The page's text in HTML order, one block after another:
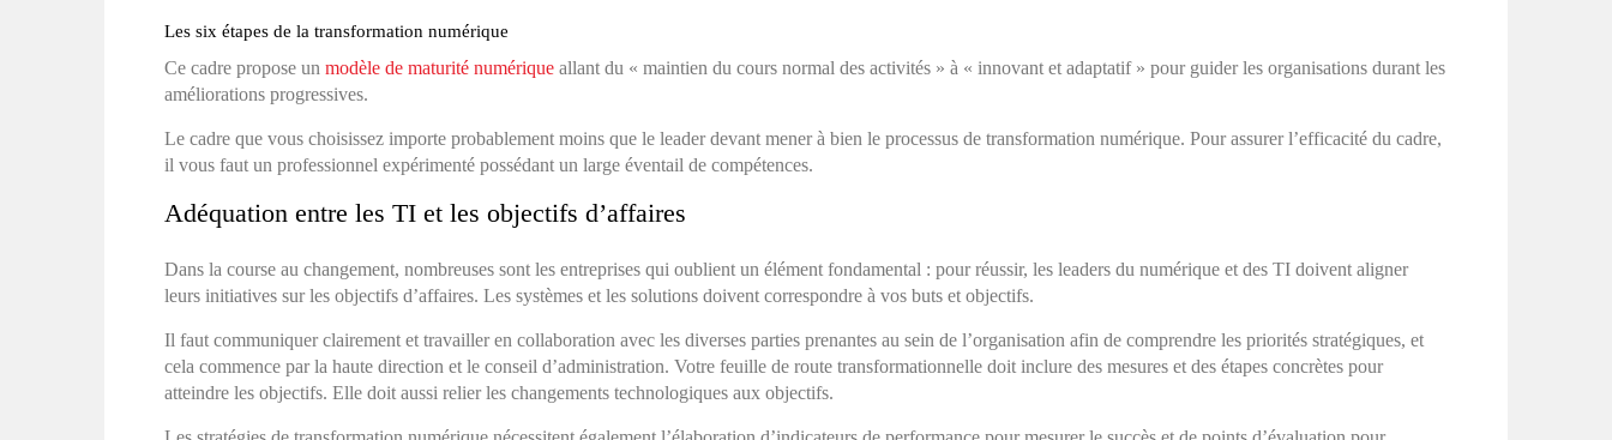
Les six étapes de la transformation numérique
Ce cadre propose un modèle de maturité numérique allant du « maintien du cours normal des activités » à « innovant et adaptatif » pour guider les organisations durant les
améliorations progressives.
Le cadre que vous choisissez importe probablement moins que le leader devant mener à bien le processus de transformation numérique. Pour assurer l’efficacité du cadre,
il vous faut un professionnel expérimenté possédant un large éventail de compétences.
Adéquation entre les TI et les objectifs d’affaires
Dans la course au changement, nombreuses sont les entreprises qui oublient un élément fondamental : pour réussir, les leaders du numérique et des TI doivent aligner
leurs initiatives sur les objectifs d’affaires. Les systèmes et les solutions doivent correspondre à vos buts et objectifs.
Il faut communiquer clairement et travailler en collaboration avec les diverses parties prenantes au sein de l’organisation afin de comprendre les priorités stratégiques, et
cela commence par la haute direction et le conseil d’administration. Votre feuille de route transformationnelle doit inclure des mesures et des étapes concrètes pour
atteindre les objectifs. Elle doit aussi relier les changements technologiques aux objectifs.